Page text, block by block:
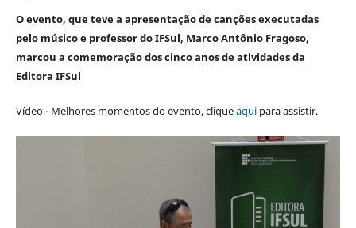
O evento, que teve a apresentação de canções executadas
pelo músico e professor do IFSul, Marco Antônio Fragoso,
marcou a comemoração dos cinco anos de atividades da
Editora IFSul
Vídeo - Melhores momentos do evento, cliqueaquipara assistir.